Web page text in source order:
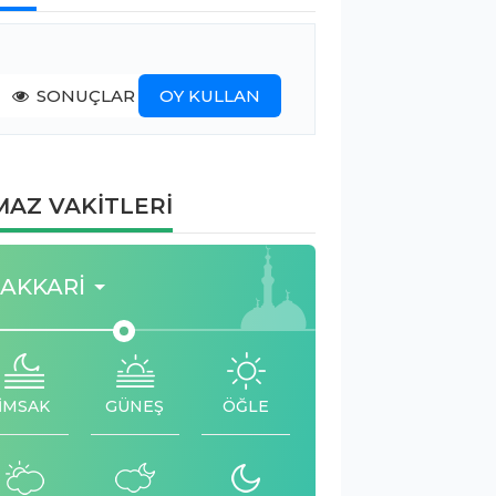
SONUÇLAR OY KULLAN
VAKİTLERİ
İMSAK GÜNEŞ ÖĞLE